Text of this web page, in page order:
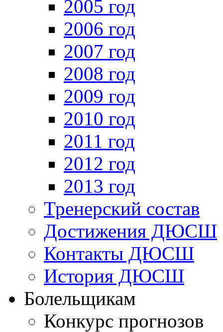
2005 год
2006 год
2007 год
2008 год
2009 год
2010 год
2011 год
2012 год
2013 год
Тренерский состав
Достижения ДЮСШ
Контакты ДЮСШ
История ДЮСШ
Болельщикам
Конкурс прогнозов